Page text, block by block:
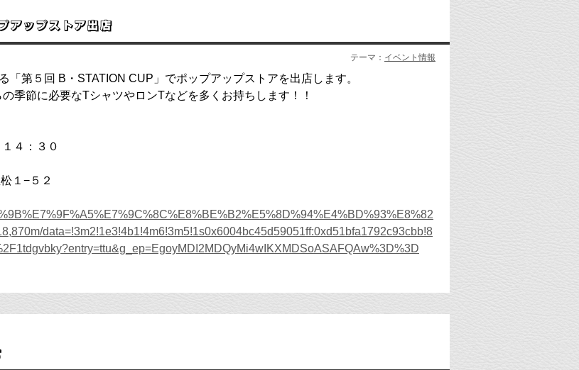
ップストア出店
テーマ： イベント情報
「第５回 B・STATION CUP」でポップアップストアを出店します。
季節に必要なTシャツやロンTなどを多くお持ちします！！
４：３０
−５２
data=!3m2!1e3!4b1!4m6!3m5!1s0x6004bc45d59051ff:0xd51bfa1792c93cbb!8